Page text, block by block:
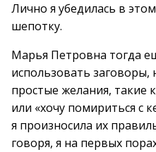
Лично я убедилась в
шепотку.
Марья Петровна тогда
использовать заговоры,
простые желания, такие
или «хочу помириться с
я произносила их
говоря, я на первых